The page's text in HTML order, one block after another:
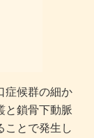
症候群の細か
と鎖骨下動脈
ことで発生し